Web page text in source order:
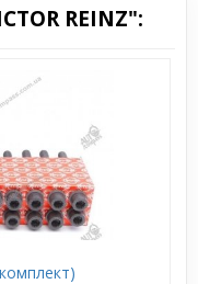
REINZ":